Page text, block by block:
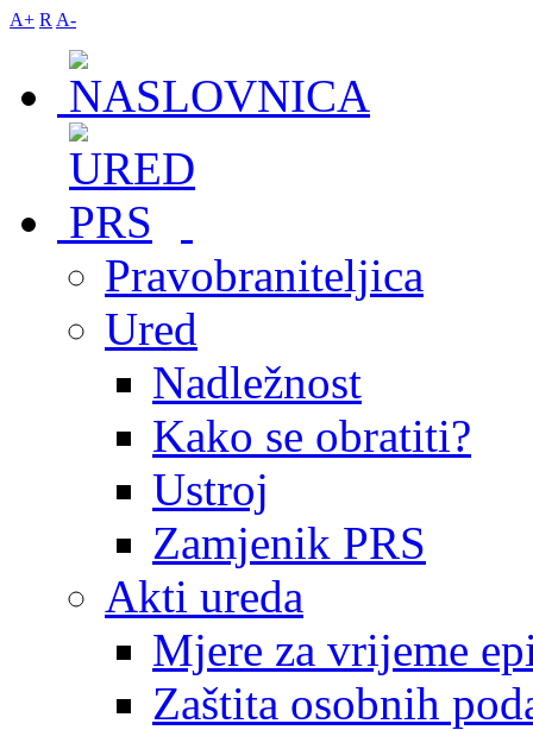
A+ R A-
Pravobraniteljica
Ured
Nadležnost
Kako se obratiti?
Ustroj
Zamjenik PRS
Akti ureda
Mjere za vrijeme
Zaštita osobnih